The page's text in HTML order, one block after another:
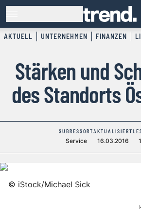
AKTUELL UNTERNEHMEN FINANZEN
Stärken und
des Standorts
SUBRESSORT
Service
AKTUALISIERT
16.03.2016
© iStock/Michael Sick